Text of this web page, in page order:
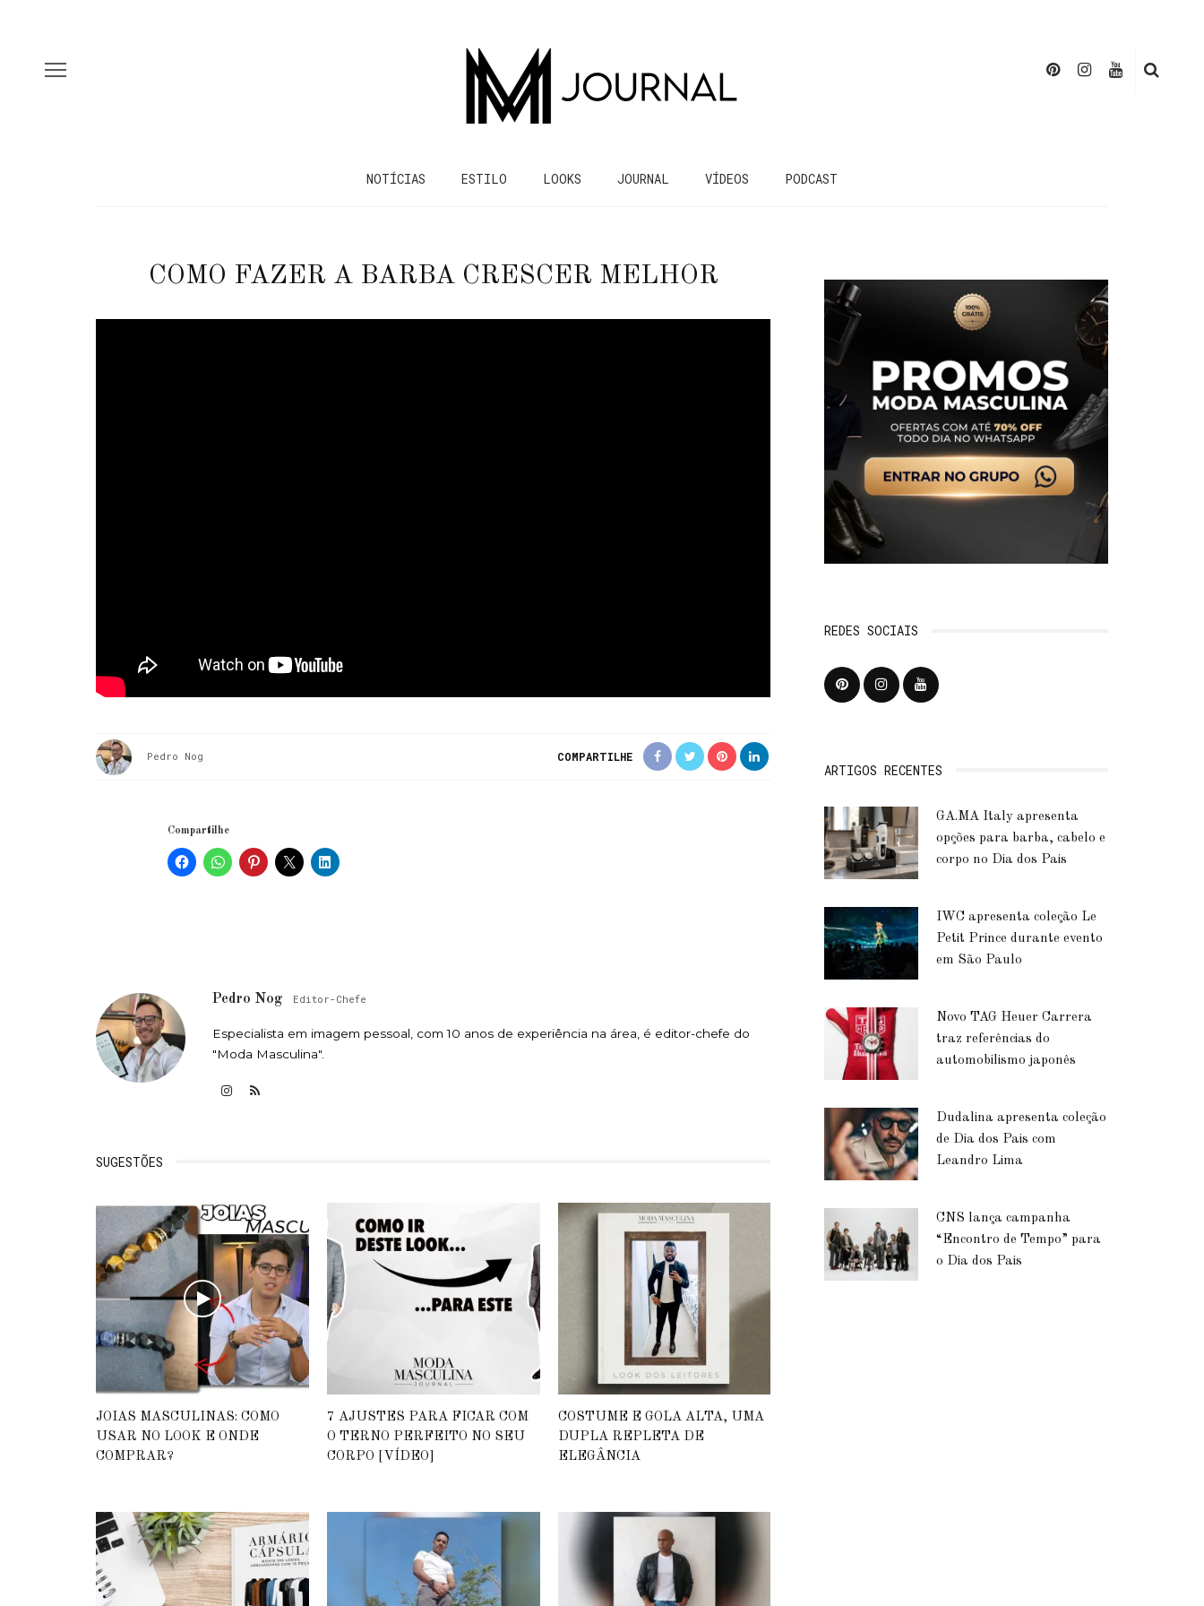
NOTÍCIAS ESTILO LOOKS JOURNAL VÍDEOS PODCAST
COMO FAZER A BARBA CRESCER MELHOR
Pedro Nog COMPARTILHE
Compartilhe
Pedro Nog Editor-Chefe
Especialista em imagem pessoal, com 10 anos de experiência na área, é editor-chefe do
"Moda Masculina".
SUGESTÕES
JOIAS MASCULINAS: COMO
USAR NO LOOK E ONDE
COMPRAR?
7 AJUSTES PARA FICAR COM
O TERNO PERFEITO NO SEU
CORPO [VÍDEO]
COSTUME E GOLA ALTA, UMA
DUPLA REPLETA DE
ELEGÂNCIA
REDES SOCIAIS
ARTIGOS RECENTES
GA.MA Italy apresenta
opções para barba, cabelo e
corpo no Dia dos Pais
IWC apresenta coleção Le
Petit Prince durante evento
em São Paulo
Novo TAG Heuer Carrera
traz referências do
automobilismo japonês
Dudalina apresenta coleção
de Dia dos Pais com
Leandro Lima
CNS lança campanha
“Encontro de Tempo” para
o Dia dos Pais